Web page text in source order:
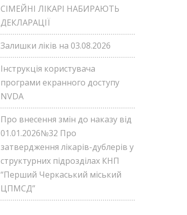
СІМЕЙНІ ЛІКАРІ НАБИРАЮТЬ
ДЕКЛАРАЦІЇ
Залишки ліків на 03.08.2026
Інструкція користувача
програми екранного доступу
NVDA
Про внесення змін до наказу від
01.01.2026№32 Про
затвердження лікарів-дублерів у
структурних підрозділах КНП
“Перший Черкаський міський
ЦПМСД”